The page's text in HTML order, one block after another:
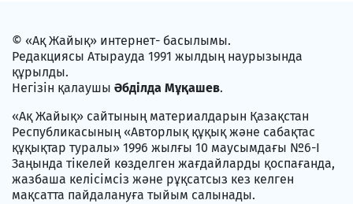
© «Ақ Жайық» интернет- басылымы.
Редакциясы Атырауда 1991 жылдың наурызында
құрылды.
Негізін қалаушы Әбділда Мұқашев.
«Ақ Жайық» сайтының материалдарын Қазақстан
Республикасының «Авторлық құқық және сабақтас
құқықтар туралы» 1996 жылғы 10 маусымдағы №6-I
Заңында тікелей көзделген жағдайларды қоспағанда,
жазбаша келісімсіз және рұқсатсыз кез келген
мақсатта пайдалануға тыйым салынады.